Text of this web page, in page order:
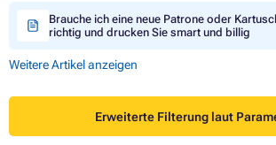
Brauche ich eine neue Patrone oder
richtig und drucken Sie smart und billig
Weitere Artikel anzeigen
Erweiterte Filterung laut